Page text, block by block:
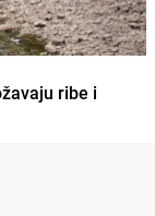
ribe i